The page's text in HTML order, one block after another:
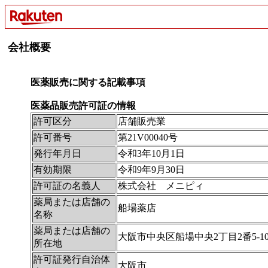
会社概要
医薬販売に関する記載事項
医薬品販売許可証の情報
許可区分
店舗販売業
許可番号
第21V00040号
発行年月日
令和3年10月1日
有効期限
令和9年9月30日
許可証の名義人
株式会社 メニピィ
薬局または店舗の
名称
船場薬店
薬局または店舗の
所在地
大阪市中央区船場中央2丁目2番
許可証発行自治体
大阪市